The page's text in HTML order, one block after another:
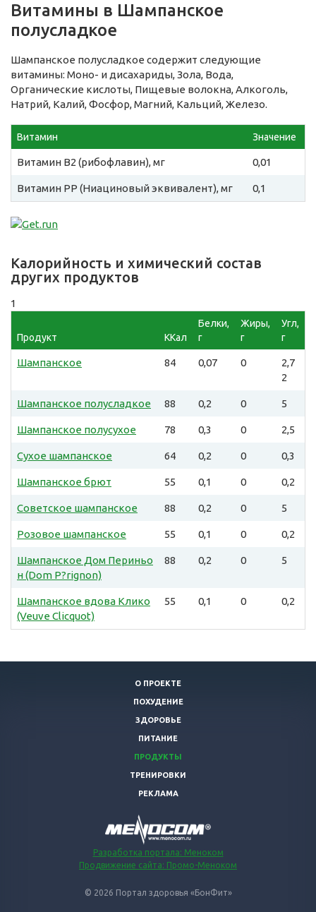
Витамины в Шампанское
полусладкое
Шампанское полусладкое содержит следующие
витамины: Моно- и дисахариды, Зола, Вода,
Органические кислоты, Пищевые волокна, Алкоголь,
Натрий, Калий, Фосфор, Магний, Кальций, Железо.
Витамин Значение
Витамин B2 (рибофлавин), мг 0,01
Витамин PP (Ниациновый эквивалент), мг 0,1
Калорийность и химический состав
других продуктов
1
Продукт ККал
Белки,
г
Жиры,
г
Угл,
г
Шампанское 84 0,07 0
2,7
2
Шампанское полусладкое 88 0,2 0 5
Шампанское полусухое 78 0,3 0 2,5
Сухое шампанское 64 0,2 0 0,3
Шампанское брют 55 0,1 0 0,2
Советское шампанское 88 0,2 0 5
Розовое шампанское 55 0,1 0 0,2
Шампанское Дом Периньо
н (Dom P?rignon)
88 0,2 0 5
Шампанское вдова Клико
(Veuve Clicquot)
55 0,1 0 0,2
О ПРОЕКТЕ
ПОХУДЕНИЕ
ЗДОРОВЬЕ
ПИТАНИЕ
ПРОДУКТЫ
ТРЕНИРОВКИ
РЕКЛАМА
Разработка портала: Меноком
Продвижение сайта: Промо-Меноком
© 2026 Портал здоровья «БонФит»